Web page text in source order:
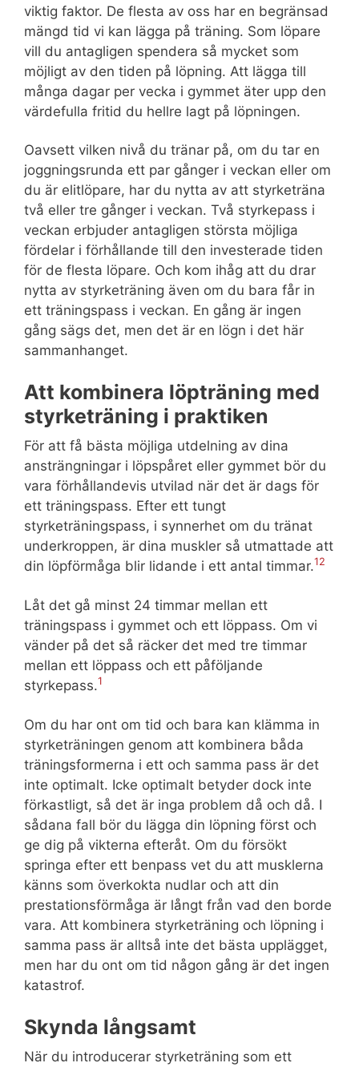
viktig faktor. De flesta av oss har en begränsad
mängd tid vi kan lägga på träning. Som löpare
vill du antagligen spendera så mycket som
möjligt av den tiden på löpning. Att lägga till
många dagar per vecka i gymmet äter upp den
värdefulla fritid du hellre lagt på löpningen.
Oavsett vilken nivå du tränar på, om du tar en
joggningsrunda ett par gånger i veckan eller om
du är elitlöpare, har du nytta av att styrketräna
två eller tre gånger i veckan. Två styrkepass i
veckan erbjuder antagligen största möjliga
fördelar i förhållande till den investerade tiden
för de flesta löpare. Och kom ihåg att du drar
nytta av styrketräning även om du bara får in
ett träningspass i veckan. En gång är ingen
gång sägs det, men det är en lögn i det här
sammanhanget.
Att kombinera löpträning med
styrketräning i praktiken
För att få bästa möjliga utdelning av dina
ansträngningar i löpspåret eller gymmet bör du
vara förhållandevis utvilad när det är dags för
ett träningspass. Efter ett tungt
styrketräningspass, i synnerhet om du tränat
underkroppen, är dina muskler så utmattade att
din löpförmåga blir lidande i ett antal timmar.12
Låt det gå minst 24 timmar mellan ett
träningspass i gymmet och ett löppass. Om vi
vänder på det så räcker det med tre timmar
mellan ett löppass och ett påföljande
styrkepass.1
Om du har ont om tid och bara kan klämma in
styrketräningen genom att kombinera båda
träningsformerna i ett och samma pass är det
inte optimalt. Icke optimalt betyder dock inte
förkastligt, så det är inga problem då och då. I
sådana fall bör du lägga din löpning först och
ge dig på vikterna efteråt. Om du försökt
springa efter ett benpass vet du att musklerna
känns som överkokta nudlar och att din
prestationsförmåga är långt från vad den borde
vara. Att kombinera styrketräning och löpning i
samma pass är alltså inte det bästa upplägget,
men har du ont om tid någon gång är det ingen
katastrof.
Skynda långsamt
När du introducerar styrketräning som ett